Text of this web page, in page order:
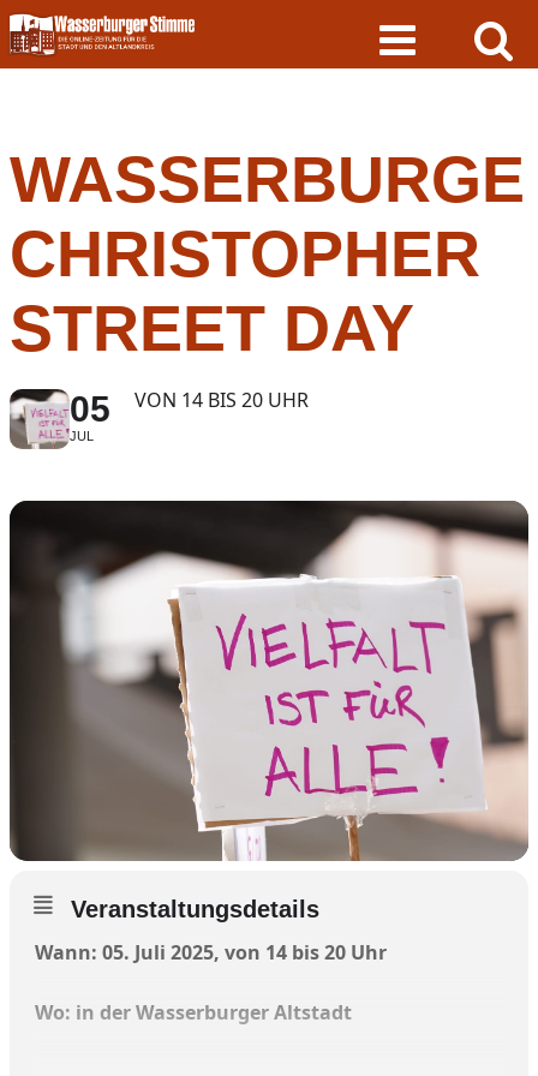
Skip
to
content
CHRISTOPHER
STREET DAY
05
JUL
VON 14 BIS 20 UHR
Veranstaltungsdetails
Wann: 05. Juli 2025, von 14 bis 20 Uhr
Wo: in der Wasserburger Altstadt